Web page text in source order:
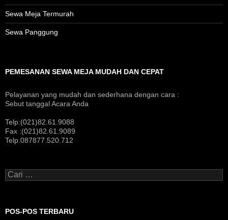
Sewa Meja Termurah
Sewa Panggung
PEMESANAN SEWA MEJA MUDAH DAN CEPAT
Pelayanan yang mudah dan sederhana dengan cara :
Sebut tanggal Acara Anda
Telp:(021)82.61.9088
Fax :(021)82.61.9089
Telp.087877.520.712
Cari
untuk:
POS-POS TERBARU